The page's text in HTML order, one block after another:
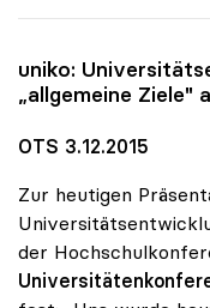
uniko:
„allgemeine Ziele"
OTS 3.12.2015
Zur heutigen
der